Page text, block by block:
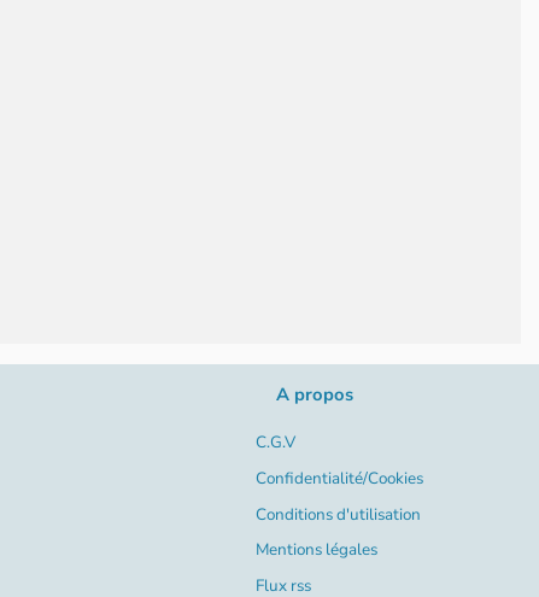
A propos
C.G.V
Confidentialité/Cookies
Conditions d'utilisation
Mentions légales
Flux rss